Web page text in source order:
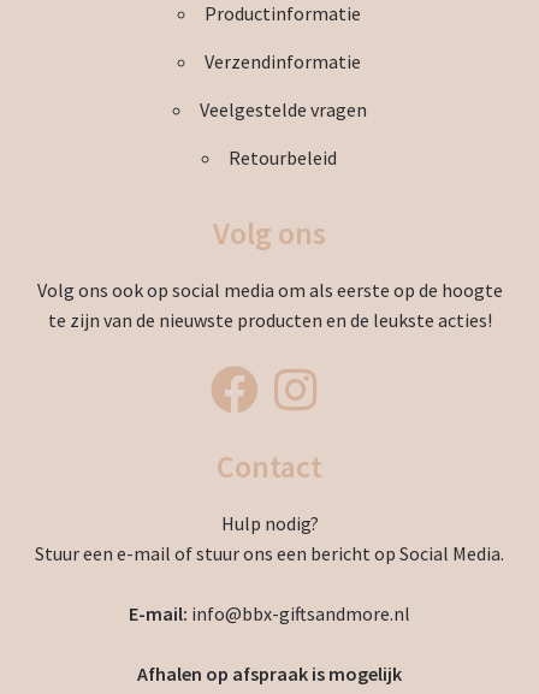
Productinformatie
Verzendinformatie
Veelgestelde vragen
Retourbeleid
Volg ons
Volg ons ook op social media om als eerste op de hoogte
te zijn van de nieuwste producten en de leukste acties!
Contact
Hulp nodig?
Stuur een e-mail of stuur ons een bericht op Social Media.
E-mail: info@bbx-giftsandmore.nl
Afhalen op afspraak is mogelijk